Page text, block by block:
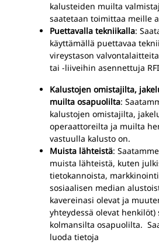
kalusteiden muilta
saatetaan toimittaa meille
Puettavalla tekniikalla:
käyttämällä puettavaa
vireystason
tai -liiveihin asennettuja
Kalustojen omistajilta,
muilta osapuolilta:
kalustojen omistajilta,
operaattoreilta ja muilta
vastuulla kalusto on.
Muista lähteistä:
muista lähteistä, kuten
tietokannoista,
sosiaalisen median
kavereinasi olevat ja
yhteydessä olevat henkilöt)
kolmansilta osapuolilta.
luoda tietoja